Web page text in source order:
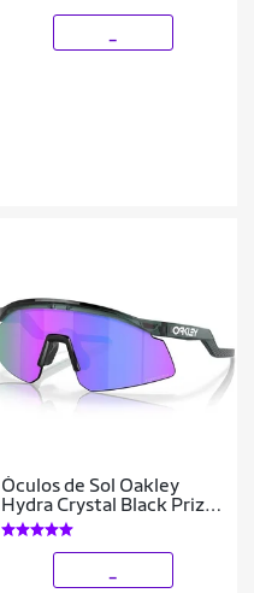
Óculos de Sol Oakley
Hydra Crystal Black Prizm
Violet